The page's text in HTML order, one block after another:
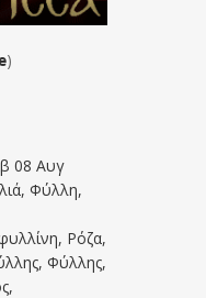
)
08 Αυγ
Φύλλη,
Ρόζα,
Φύλλης,